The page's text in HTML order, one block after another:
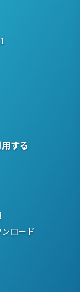
する
ロード